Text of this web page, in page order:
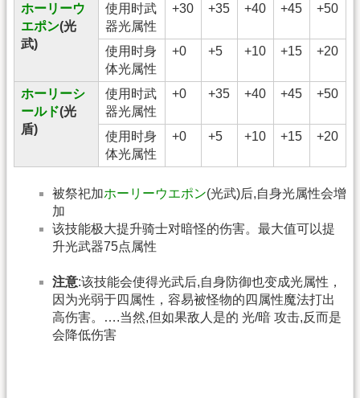
ホーリーウ
エポン(光
武)
使用时武
器光属性
+30 +35 +40 +45 +50
使用时身
体光属性
+0 +5 +10 +15 +20
ホーリーシ
ールド(光
盾)
使用时武
器光属性
+0 +35 +40 +45 +50
使用时身
体光属性
+0 +5 +10 +15 +20
被祭祀加ホーリーウエポン(光武)后,自身光属性会增
加
该技能极大提升骑士对暗怪的伤害。最大值可以提
升光武器75点属性
注意:该技能会使得光武后,自身防御也变成光属性，
因为光弱于四属性，容易被怪物的四属性魔法打出
高伤害。….当然,但如果敌人是的 光/暗 攻击,反而是
会降低伤害